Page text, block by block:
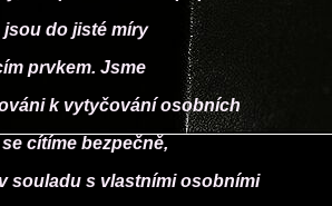
jsou do jisté míry
prvkem. Jsme
k vytyčování osobních
cítíme bezpečně,
souladu s vlastními osobními